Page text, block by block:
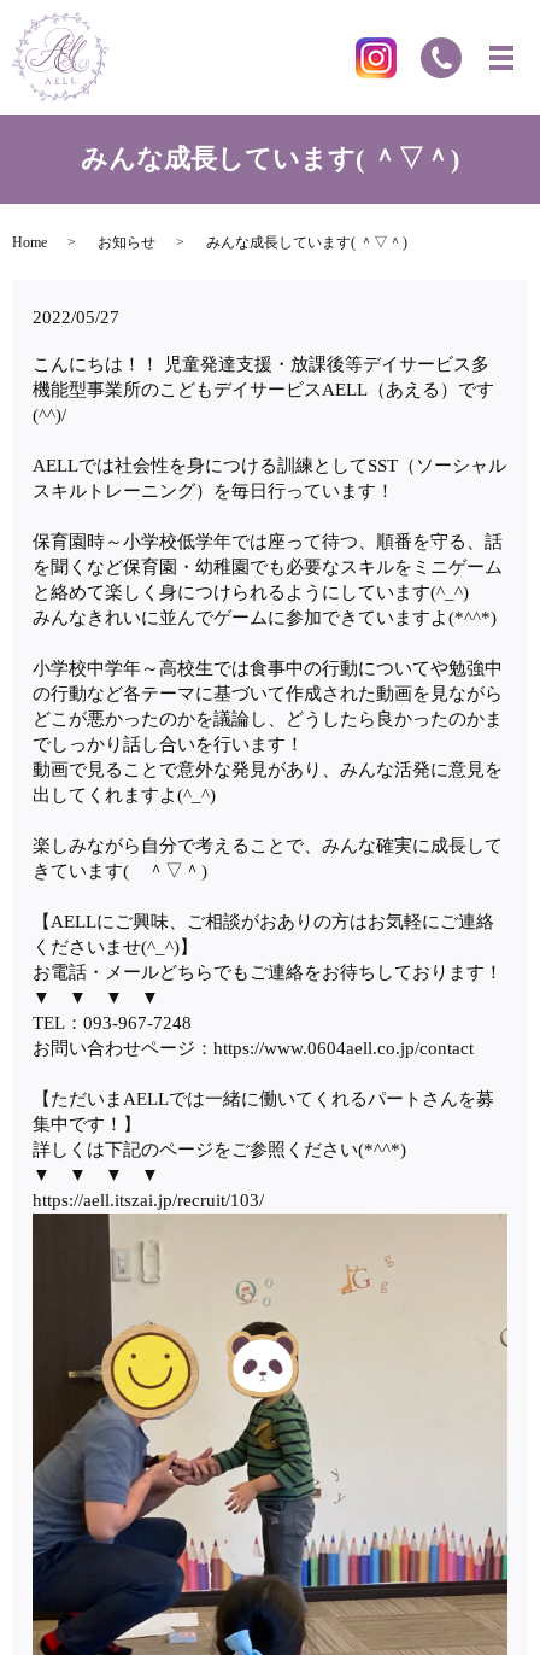
みんな成長しています( ＾▽＾)
Home お知らせ みんな成長しています( ＾▽＾)
2022/05/27
こんにちは！！ 児童発達支援・放課後等デイサービス多
機能型事業所のこどもデイサービスAELL（あえる）です
(^^)/
AELLでは社会性を身につける訓練としてSST（ソーシャル
スキルトレーニング）を毎日行っています！
保育園時～小学校低学年では座って待つ、順番を守る、話
を聞くなど保育園・幼稚園でも必要なスキルをミニゲーム
と絡めて楽しく身につけられるようにしています(^_^)
みんなきれいに並んでゲームに参加できていますよ(*^^*)
小学校中学年～高校生では食事中の行動についてや勉強中
の行動など各テーマに基づいて作成された動画を見ながら
どこが悪かったのかを議論し、どうしたら良かったのかま
でしっかり話し合いを行います！
動画で見ることで意外な発見があり、みんな活発に意見を
出してくれますよ(^_^)
楽しみながら自分で考えることで、みんな確実に成長して
きています( ＾▽＾)
【AELLにご興味、ご相談がおありの方はお気軽にご連絡
くださいませ(^_^)】
お電話・メールどちらでもご連絡をお待ちしております！
▼ ▼ ▼ ▼
TEL：093-967-7248
お問い合わせページ：https://www.0604aell.co.jp/contact
【ただいまAELLでは一緒に働いてくれるパートさんを募
集中です！】
詳しくは下記のページをご参照ください(*^^*)
▼ ▼ ▼ ▼
https://aell.itszai.jp/recruit/103/